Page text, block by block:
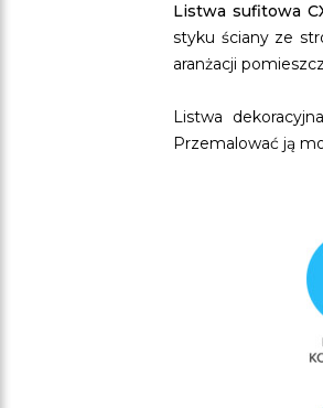
Listwa sufitowa
styku ściany ze
aranżacji
Listwa
Przemalować ją